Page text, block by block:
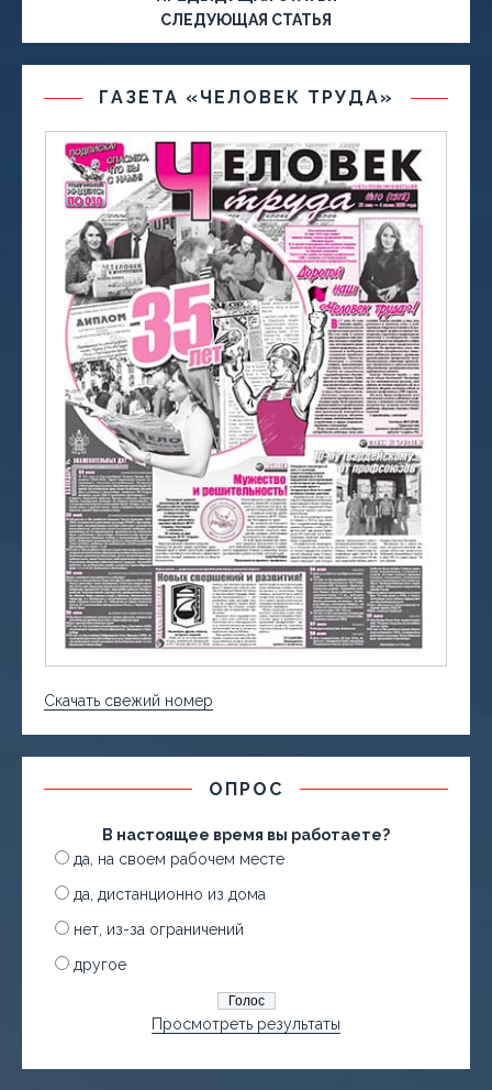
СЛЕДУЮЩАЯ СТАТЬЯ
ГАЗЕТА «ЧЕЛОВЕК ТРУДА»
Скачать свежий номер
ОПРОС
В настоящее время вы работаете?
да, на своем рабочем месте
да, дистанционно из дома
нет, из-за ограничений
другое
Просмотреть результаты